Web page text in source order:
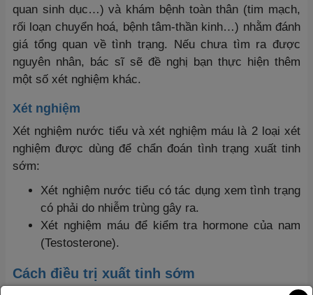
quan sinh dục…) và khám bệnh toàn thân (tim mạch,
rối loạn chuyển hoá, bệnh tâm-thần kinh…) nhằm đánh
giá tổng quan về tình trạng. Nếu chưa tìm ra được
nguyên nhân, bác sĩ sẽ đề nghị bạn thực hiện thêm
một số xét nghiệm khác.
Xét nghiệm
Xét nghiệm nước tiểu và xét nghiệm máu là 2 loại xét
nghiệm được dùng để chẩn đoán tình trạng xuất tinh
sớm:
Xét nghiệm nước tiểu có tác dụng xem tình trạng
có phải do nhiễm trùng gây ra.
Xét nghiệm máu để kiểm tra hormone của nam
(Testosterone).
Cách điều trị xuất tinh sớm